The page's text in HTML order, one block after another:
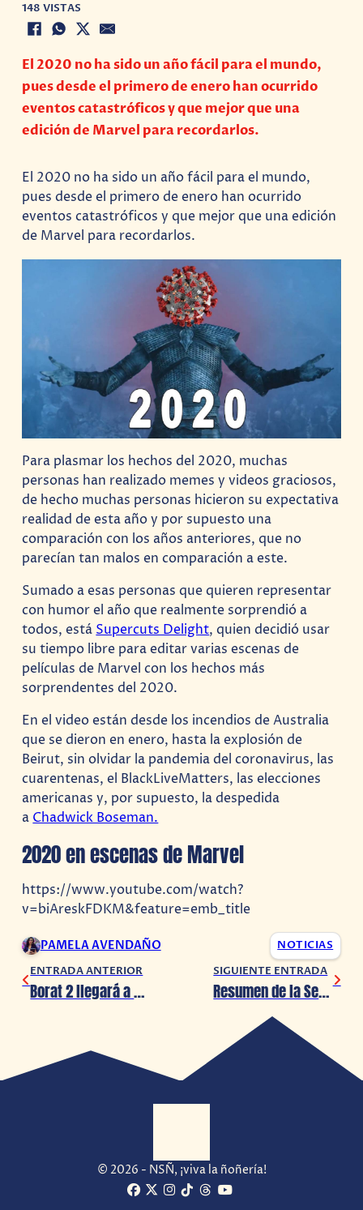
148 VISTAS
El 2020 no ha sido un año fácil para el mundo,
pues desde el primero de enero han ocurrido
eventos catastróficos y que mejor que una
edición de Marvel para recordarlos.
El 2020 no ha sido un año fácil para el mundo,
pues desde el primero de enero han ocurrido
eventos catastróficos y que mejor que una edición
de Marvel para recordarlos.
Para plasmar los hechos del 2020, muchas
personas han realizado memes y videos graciosos,
de hecho muchas personas hicieron su expectativa
realidad de esta año y por supuesto una
comparación con los años anteriores, que no
parecían tan malos en comparación a este.
Sumado a esas personas que quieren representar
con humor el año que realmente sorprendió a
todos, está Supercuts Delight, quien decidió usar
su tiempo libre para editar varias escenas de
películas de Marvel con los hechos más
sorprendentes del 2020.
En el video están desde los incendios de Australia
que se dieron en enero, hasta la explosión de
Beirut, sin olvidar la pandemia del coronavirus, las
cuarentenas, el BlackLiveMatters, las elecciones
americanas y, por supuesto, la despedida
aChadwick Boseman.
2020 en escenas de Marvel
https://www.youtube.com/watch?
v=biAreskFDKM&feature=emb_title
PAMELA AVENDAÑO
NOTICIAS
ENTRADA ANTERIOR
Borat 2 llegará a Amazon Prime en Octubre
SIGUIENTE ENTRADA
Resumen de la Segunda Jornada del Torneo Mexicano de R6S
© 2026 - NSÑ, ¡viva la ñoñería!